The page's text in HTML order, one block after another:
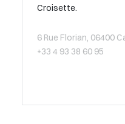
Croisette.
6 Rue Florian, 06400
+33 4 93 38 60 95